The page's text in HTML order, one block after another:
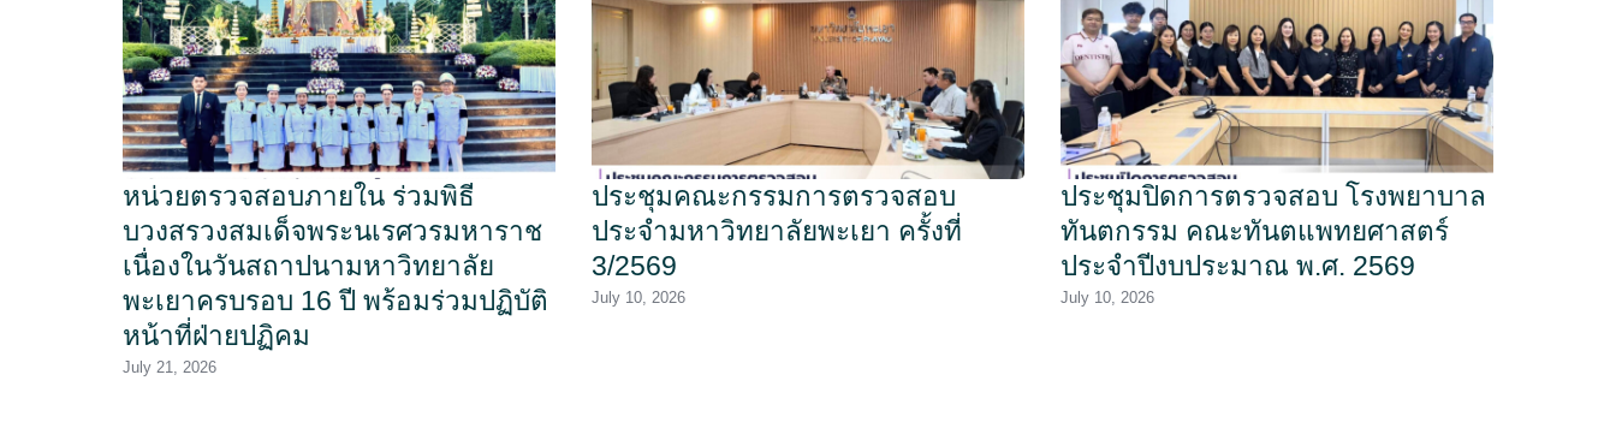
หน่วยตรวจสอบภายใน ร่วมพิธี
บวงสรวงสมเด็จพระนเรศวรมหาราช
เนื่องในวันสถาปนามหาวิทยาลัย
พะเยาครบรอบ 16 ปี พร้อมร่วมปฏิบัติ
หน้าที่ฝ่ายปฏิคม
July 21, 2026
ประชุมคณะกรรมการตรวจสอบ
ประจำมหาวิทยาลัยพะเยา ครั้งที่
3/2569
July 10, 2026
ประชุมปิดการตรวจสอบ โรงพยาบาล
ทันตกรรม คณะทันตแพทยศาสตร์
ประจำปีงบประมาณ พ.ศ. 2569
July 10, 2026